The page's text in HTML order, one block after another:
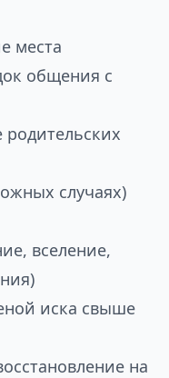
места
общения с
случаях)
вселение,
иска свыше
на